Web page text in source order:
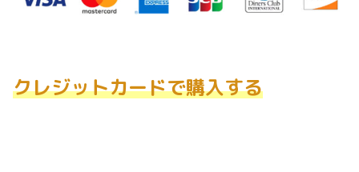
クレジットカードで購入する